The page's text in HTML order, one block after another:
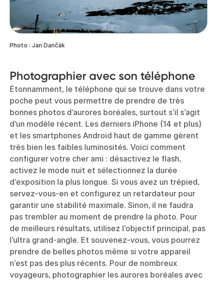
Photo : Jan Dančák
Photographier avec son téléphone
Étonnamment, le téléphone qui se trouve dans votre
poche peut vous permettre de prendre de très
bonnes photos d’aurores boréales, surtout s’il s’agit
d’un modèle récent. Les derniers iPhone (14 et plus)
et les smartphones Android haut de gamme gèrent
très bien les faibles luminosités. Voici comment
configurer votre cher ami : désactivez le flash,
activez le mode nuit et sélectionnez la durée
d’exposition la plus longue. Si vous avez un trépied,
servez-vous-en et configurez un retardateur pour
garantir une stabilité maximale. Sinon, il ne faudra
pas trembler au moment de prendre la photo. Pour
de meilleurs résultats, utilisez l’objectif principal, pas
l’ultra grand-angle. Et souvenez-vous, vous pourrez
prendre de belles photos même si votre appareil
n’est pas des plus récents. Pour de nombreux
voyageurs, photographier les aurores boréales avec